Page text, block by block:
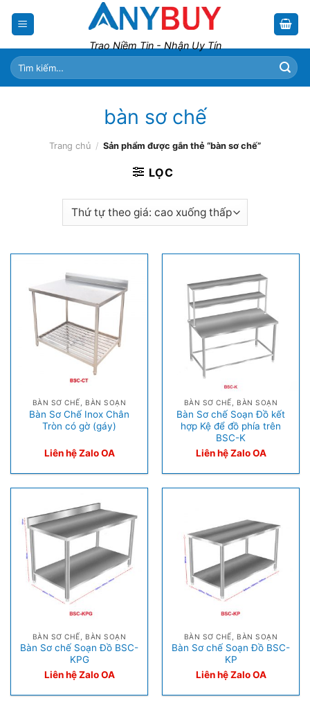
Trao Niềm Tin - Nhận Uy Tín
Tìm
kiếm:
bàn sơ chế
Trang chủ / Sản phẩm được gắn thẻ “bàn sơ chế”
LỌC
BÀN SƠ CHẾ, BÀN SOẠN
Bàn Sơ Chế Inox Chân
Tròn có gờ (gáy)
Liên hệ Zalo OA
BÀN SƠ CHẾ, BÀN SOẠN
Bàn Sơ chế Soạn Đồ kết
hợp Kệ để đồ phía trên
BSC-K
Liên hệ Zalo OA
BÀN SƠ CHẾ, BÀN SOẠN
Bàn Sơ chế Soạn Đồ BSC-
KPG
Liên hệ Zalo OA
BÀN SƠ CHẾ, BÀN SOẠN
Bàn Sơ chế Soạn Đồ BSC-
KP
Liên hệ Zalo OA